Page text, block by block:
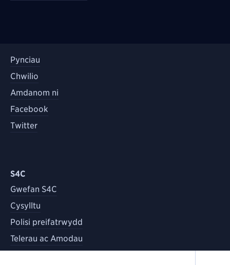
Pynciau
Chwilio
Amdanom ni
Facebook
Twitter
S4C
Gwefan S4C
Cysylltu
Polisi preifatrwydd
Telerau ac Amodau